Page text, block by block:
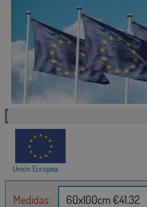
Unión Europea
Medidas: